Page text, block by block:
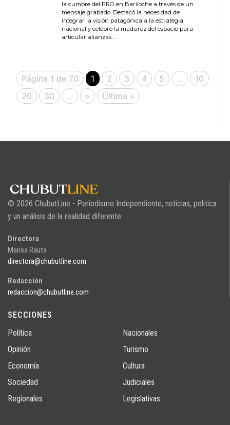
la cumbre del PRO en Bariloche a través de un
mensaje grabado. Destacó la necesidad de
integrar la visión patagónica a la estrategia
nacional y celebró la madurez del espacio para
articular alianzas...
Página 1 de 70 1 2 3 4 5 ...
10
20
30 ... » Última »
© 2026 ChubutLine - Periodismo Independiente, noticias, politica
y un análisis de la realidad diferente.
Directora
Marisa Rauta
directora@chubutline.com
Redacción
redaccion@chubutline.com
SECCIONES
Política
Opinión
Economía
Sociedad
Regionales
Nacionales
Turismo
Cultura
Judiciales
Legislativas